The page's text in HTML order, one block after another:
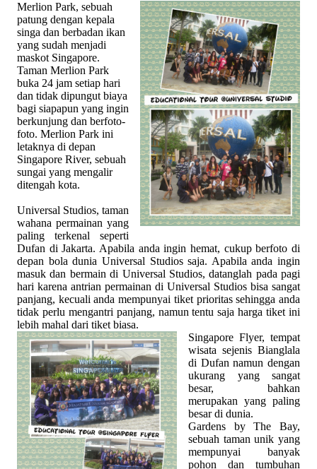
Merlion Park, sebuah
patung dengan kepala
singa dan berbadan ikan
yang sudah menjadi
maskot Singapore.
Taman Merlion Park
buka 24 jam setiap hari
dan tidak dipungut biaya
bagi siapapun yang ingin
berkunjung dan berfoto-
foto. Merlion Park ini
letaknya di depan
Singapore River, sebuah
sungai yang mengalir
ditengah kota.
Universal Studios, taman
wahana permainan yang
paling terkenal seperti
Dufan di Jakarta. Apabila anda ingin hemat, cukup berfoto di
depan bola dunia Universal Studios saja. Apabila anda ingin
masuk dan bermain di Universal Studios, datanglah pada pagi
hari karena antrian permainan di Universal Studios bisa sangat
panjang, kecuali anda mempunyai tiket prioritas sehingga anda
tidak perlu mengantri panjang, namun tentu saja harga tiket ini
lebih mahal dari tiket biasa.
Singapore Flyer, tempat
wisata sejenis Bianglala
di Dufan namun dengan
ukurang yang sangat
besar, bahkan
merupakan yang paling
besar di dunia.
Gardens by The Bay,
sebuah taman unik yang
mempunyai banyak
pohon dan tumbuhan